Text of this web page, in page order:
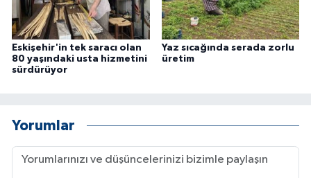
Eskişehir'in tek saracı olan
80 yaşındaki usta hizmetini
sürdürüyor
Yaz sıcağında serada zorlu
üretim
Yorumlar